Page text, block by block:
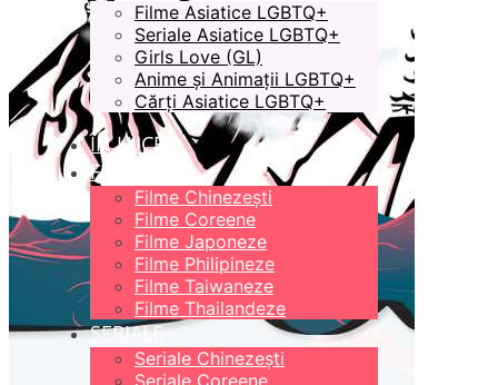
Filme Asiatice LGBTQ+
Seriale Asiatice LGBTQ+
Girls Love (GL)
Anime și Animații LGBTQ+
Cărți Asiatice LGBTQ+
ÎN LUCRU
FILME
Filme Chinezești
Filme Coreene
Filme Japoneze
Filme Philipineze
Filme Taiwaneze
Filme Thailandeze
SERIALE
Seriale Chinezești
Seriale Coreene